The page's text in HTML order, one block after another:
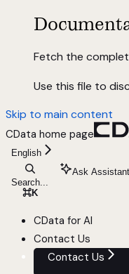
Fetch the
Use this file to
Skip to main content
CData home page
English
Search...
⌘K
Ask Assistant
CData for AI
Contact Us
Contact Us